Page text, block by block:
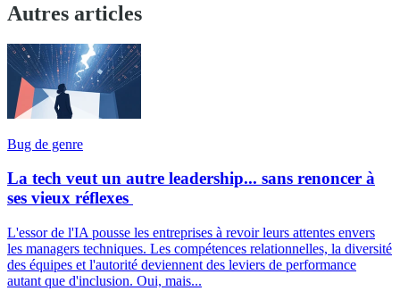
Autres articles
Bug de genre
La tech veut un autre leadership... sans renoncer à
ses vieux réflexes
L'essor de l'IA pousse les entreprises à revoir leurs attentes envers
les managers techniques. Les compétences relationnelles, la diversité
des équipes et l'autorité deviennent des leviers de performance
autant que d'inclusion. Oui, mais...